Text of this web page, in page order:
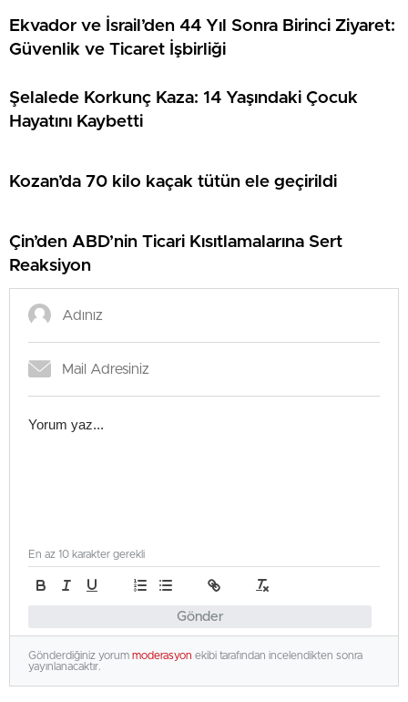
Ekvador ve İsrail’den 44 Yıl Sonra Birinci Ziyaret:
Güvenlik ve Ticaret İşbirliği
Şelalede Korkunç Kaza: 14 Yaşındaki Çocuk
Hayatını Kaybetti
Kozan’da 70 kilo kaçak tütün ele geçirildi
Çin’den ABD’nin Ticari Kısıtlamalarına Sert
Reaksiyon
Gönder
En az 10 karakter gerekli
Gönderdiğiniz yorum moderasyon ekibi tarafından incelendikten sonra
yayınlanacaktır.